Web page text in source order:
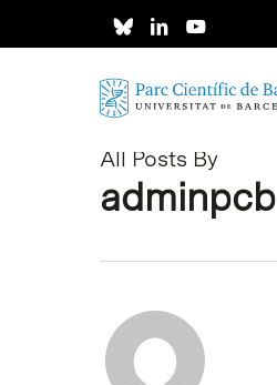
All Posts By
adminpcb